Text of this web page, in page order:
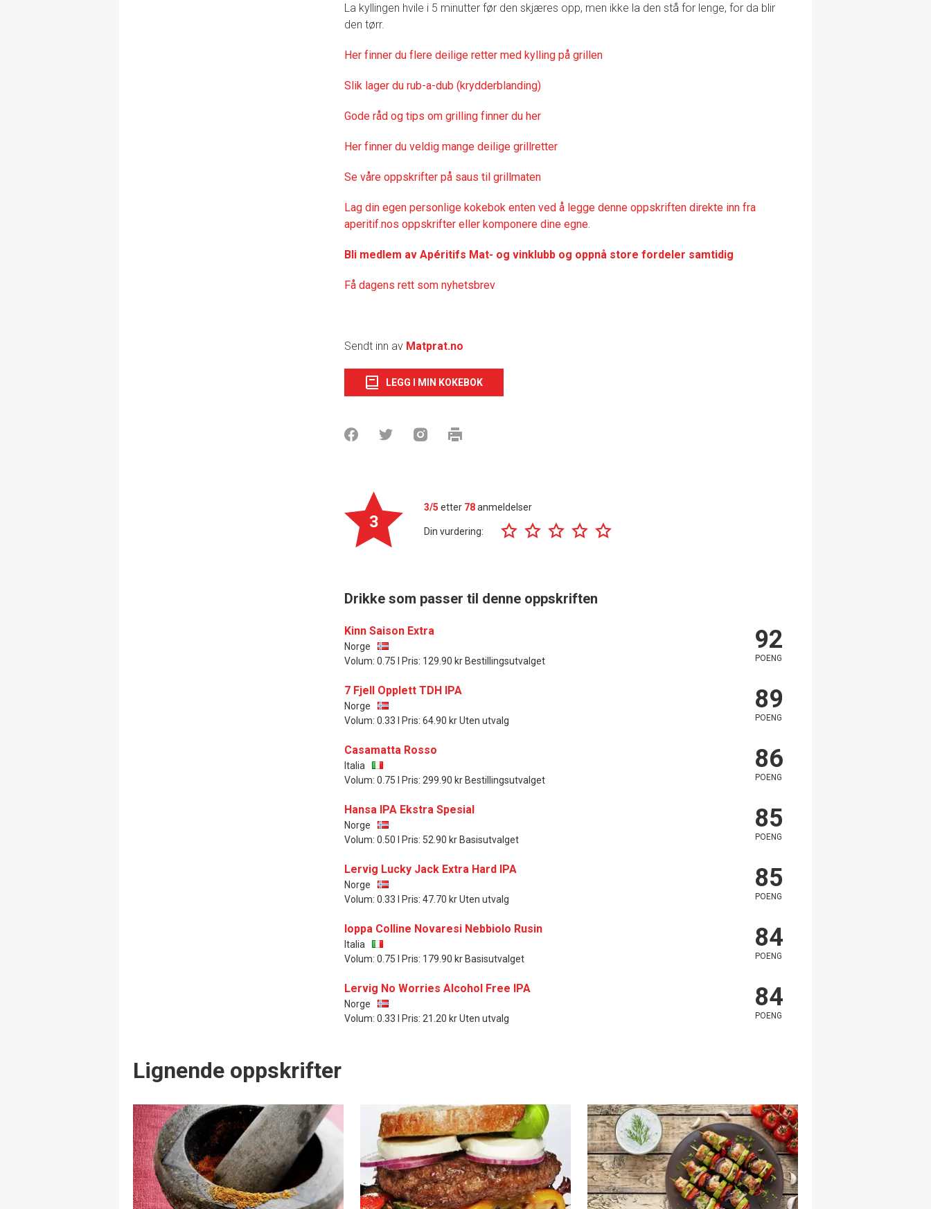
La kyllingen hvile i 5 minutter før den skjæres opp, men ikke la den stå for lenge, for da blir
den tørr.
Her finner du flere deilige retter med kylling på grillen
Slik lager du rub-a-dub (krydderblanding)
Gode råd og tips om grilling finner du her
Her finner du veldig mange deilige grillretter
Se våre oppskrifter på saus til grillmaten
Lag din egen personlige kokebok enten ved å legge denne oppskriften direkte inn fra
aperitif.nos oppskrifter eller komponere dine egne.
Bli medlem av Apéritifs Mat- og vinklubb og oppnå store fordeler samtidig
Få dagens rett som nyhetsbrev
Sendt inn av Matprat.no
LEGG I MIN KOKEBOK
3
3/5 etter 78anmeldelser
Din vurdering:
Drikke som passer til denne oppskriften
Kinn Saison Extra
Norge
Volum: 0.75 l Pris: 129.90 kr Bestillingsutvalget
92
POENG
7 Fjell Opplett TDH IPA
Norge
Volum: 0.33 l Pris: 64.90 kr Uten utvalg
89
POENG
Casamatta Rosso
Italia
Volum: 0.75 l Pris: 299.90 kr Bestillingsutvalget
86
POENG
Hansa IPA Ekstra Spesial
Norge
Volum: 0.50 l Pris: 52.90 kr Basisutvalget
85
POENG
Lervig Lucky Jack Extra Hard IPA
Norge
Volum: 0.33 l Pris: 47.70 kr Uten utvalg
85
POENG
Ioppa Colline Novaresi Nebbiolo Rusin
Italia
Volum: 0.75 l Pris: 179.90 kr Basisutvalget
84
POENG
Lervig No Worries Alcohol Free IPA
Norge
Volum: 0.33 l Pris: 21.20 kr Uten utvalg
84
POENG
Lignende oppskrifter